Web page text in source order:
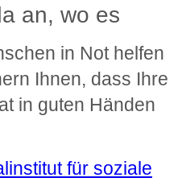
an, wo es
in Not helfen
Ihnen, dass Ihre
in guten Händen
für soziale